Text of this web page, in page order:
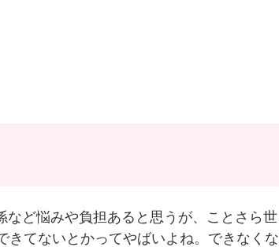
ど悩みや負担あると思うが、ことさら世
きてないとかってやばいよね。できなくな